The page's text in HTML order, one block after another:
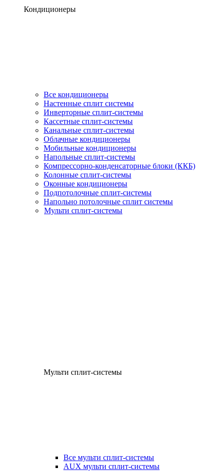
Кондиционеры
Все кондиционеры
Настенные сплит системы
Инверторные сплит-системы
Кассетные сплит-системы
Канальные сплит-системы
Облачные кондиционеры
Мобильные кондиционеры
Напольные сплит-системы
Компрессорно-конденсаторные блоки (ККБ)
Колонные сплит-системы
Оконные кондиционеры
Подпотолочные сплит-системы
Напольно потолочные сплит системы
Мульти сплит-системы
Мульти сплит-системы
Все мульти сплит-системы
AUX мульти сплит-системы